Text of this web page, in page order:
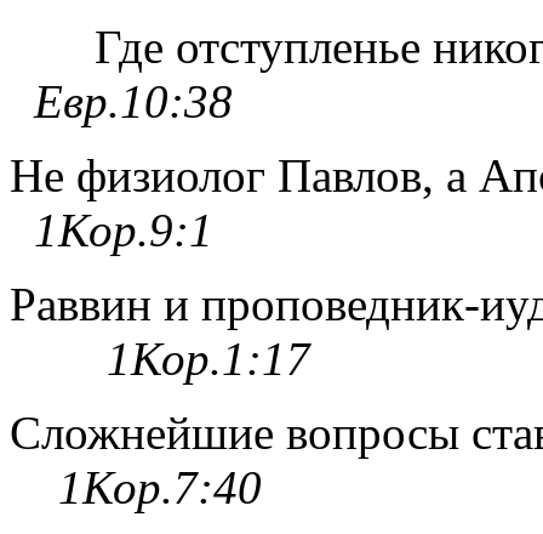
Где отступленье
Евр.10:38
Не физиолог Павлов, а
1Кор.9:1
Раввин и проповедник-
1Кор.1:17
Сложнейшие вопросы
1Кор.7:40